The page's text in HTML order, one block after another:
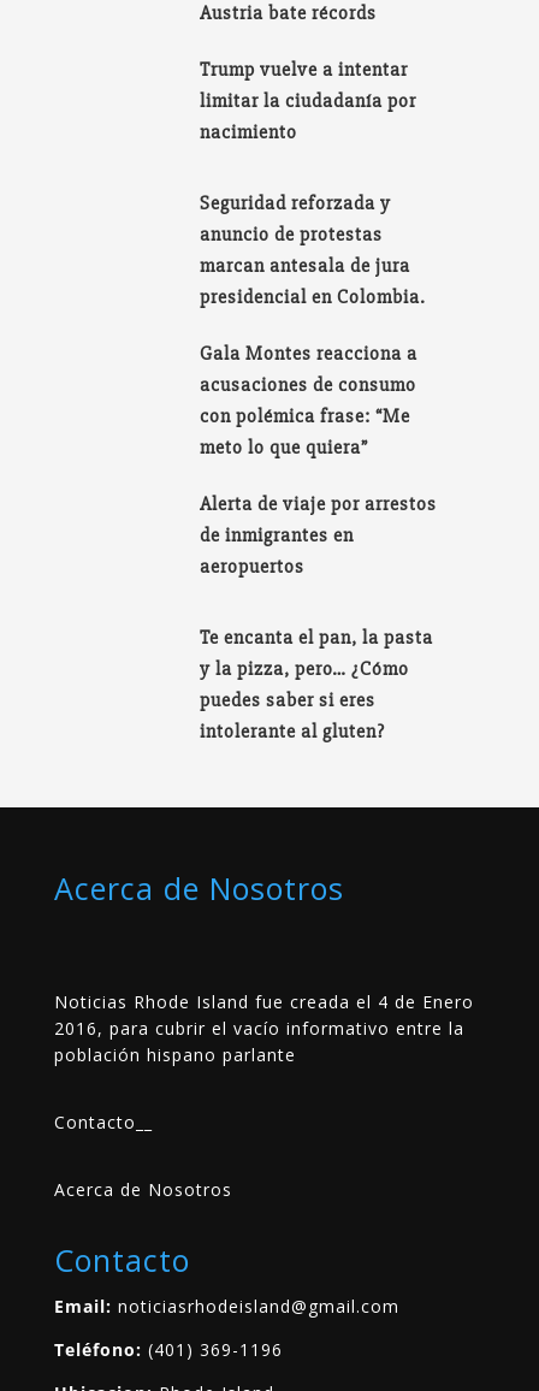
Austria bate récords
Trump vuelve a intentar
limitar la ciudadanía por
nacimiento
Seguridad reforzada y
anuncio de protestas
marcan antesala de jura
presidencial en Colombia.
Gala Montes reacciona a
acusaciones de consumo
con polémica frase: “Me
meto lo que quiera”
Alerta de viaje por arrestos
de inmigrantes en
aeropuertos
Te encanta el pan, la pasta
y la pizza, pero… ¿Cómo
puedes saber si eres
intolerante al gluten?
Acerca de Nosotros
Noticias Rhode Island fue creada el 4 de Enero
2016, para cubrir el vacío informativo entre la
población hispano parlante
Contacto
Acerca de Nosotros
Contacto
Email: noticiasrhodeisland@gmail.com
Teléfono: (401) 369-1196